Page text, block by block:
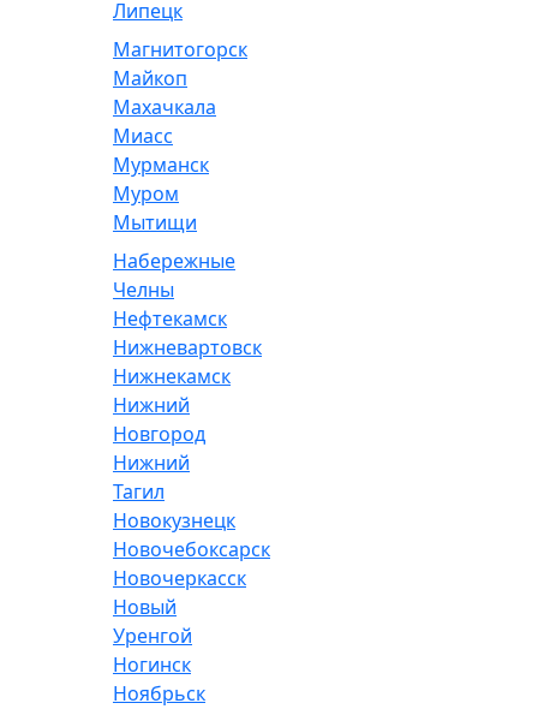
Липецк
Магнитогорск
Майкоп
Махачкала
Миасс
Мурманск
Муром
Мытищи
Набережные
Челны
Нефтекамск
Нижневартовск
Нижнекамск
Нижний
Новгород
Нижний
Тагил
Новокузнецк
Новочебоксарск
Новочеркасск
Новый
Уренгой
Ногинск
Ноябрьск